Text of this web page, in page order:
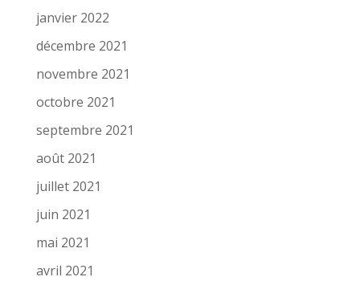
janvier 2022
décembre 2021
novembre 2021
octobre 2021
septembre 2021
août 2021
juillet 2021
juin 2021
mai 2021
avril 2021